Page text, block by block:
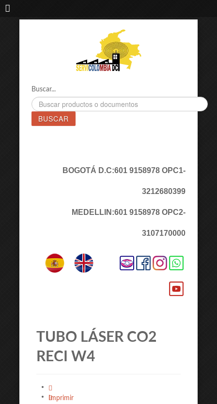
IMPORTADORA DE MAQUINAS LÁSER SERVICOLOMBIA DC
Buscar...
BUSCAR
BOGOTÁ D.C:601 9158978 OPC1-
3212680399
MEDELLIN:601 9158978 OPC2-
3107170000
TUBO LÁSER CO2
RECI W4
Imprimir